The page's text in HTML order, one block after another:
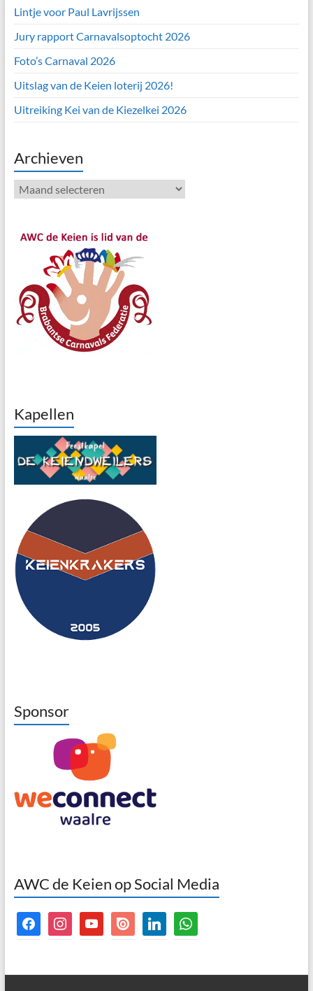
Lintje voor Paul Lavrijssen
Jury rapport Carnavalsoptocht 2026
Foto’s Carnaval 2026
Uitslag van de Keien loterij 2026!
Uitreiking Kei van de Kiezelkei 2026
Archieven
Archieven
Kapellen
Sponsor
AWC de Keien op Social Media
facebookinstagramyoutubeissuu linkedinwhatsapp